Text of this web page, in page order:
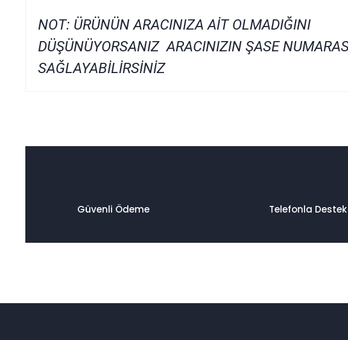
NOT: ÜRÜNÜN ARACINIZA AİT OLMADIĞINI
DÜŞÜNÜYORSANIZ ARACINIZIN ŞASE
SAĞLAYABİLİRSİNİZ
Ürün fiyatı diğer sitelerden daha pahalı.
Güvenli Ödeme Telefonla Destek